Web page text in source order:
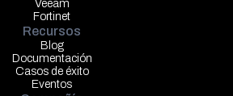
Veeam
Fortinet
Recursos
Blog
Documentación
Casos de éxito
Eventos